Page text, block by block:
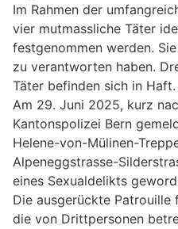
Im Rahmen der
vier mutmassliche Täter
festgenommen werden.
zu verantworten haben.
Täter befinden sich in Haft.
Am 29. Juni 2025, kurz
Kantonspolizei Bern
Helene-von-Mülinen-
Alpeneggstrasse-
eines Sexualdelikts
Die ausgerückte Patrouille
die von Drittpersonen